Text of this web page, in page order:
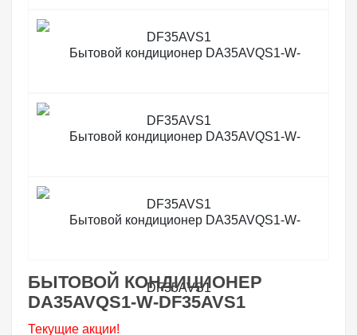
БЫТОВОЙ КОНДИЦИОНЕР
DA35AVQS1-W-DF35AVS1
Текущие акции!